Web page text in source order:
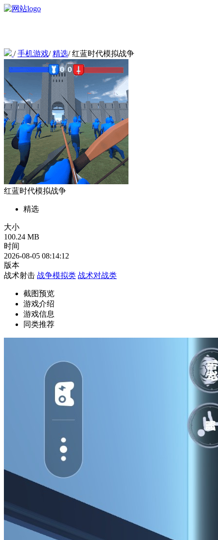
/手机游戏/精选/红蓝时代模拟战争
红蓝时代模拟战争
精选
大小
100.24 MB
时间
2026-08-05 08:14:12
版本
战术射击 战争模拟类 战术对战类
截图预览
游戏介绍
游戏信息
同类推荐